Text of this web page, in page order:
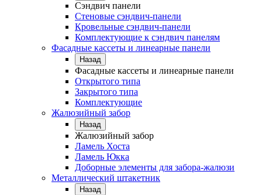
Сэндвич панели
Стеновые сэндвич-панели
Кровельные сэндвич-панели
Комплектующие к сэндвич панелям
Фасадные кассеты и линеарные панели
Назад
Фасадные кассеты и линеарные панели
Открытого типа
Закрытого типа
Комплектующие
Жалюзийный забор
Назад
Жалюзийный забор
Ламель Хоста
Ламель Юкка
Доборные элементы для забора-жалюзи
Металлический штакетник
Назад